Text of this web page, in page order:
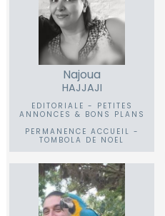
Najoua
HAJJAJI
EDITORIALE - PETITES
ANNONCES & BONS PLANS
PERMANENCE ACCUEIL -
TOMBOLA DE NOEL